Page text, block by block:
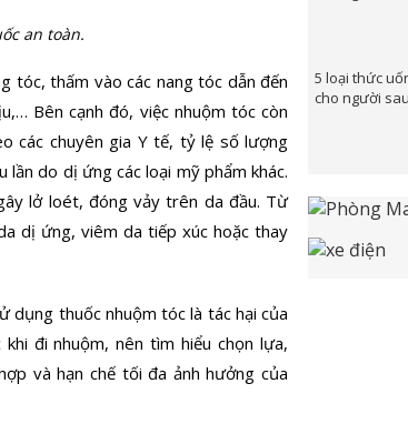
an toàn.
tóc, thấm vào các nang tóc dẫn đến
Bên cạnh đó, việc nhuộm tóc còn
các chuyên gia Y tế, tỷ lệ số lượng
do dị ứng các loại mỹ phẩm khác.
lở loét, đóng vảy trên da đầu. Từ
dị ứng, viêm da tiếp xúc hoặc thay
dụng thuốc nhuộm tóc là tác hại của
đi nhuộm, nên tìm hiểu chọn lựa,
và hạn chế tối đa ảnh hưởng của
5 loại thức
cho người